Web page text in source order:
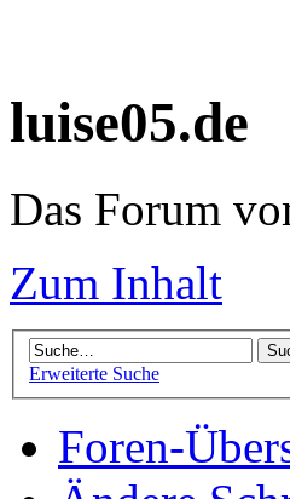
luise05.de
Das Forum
Zum Inhalt
Erweiterte Suche
Foren-